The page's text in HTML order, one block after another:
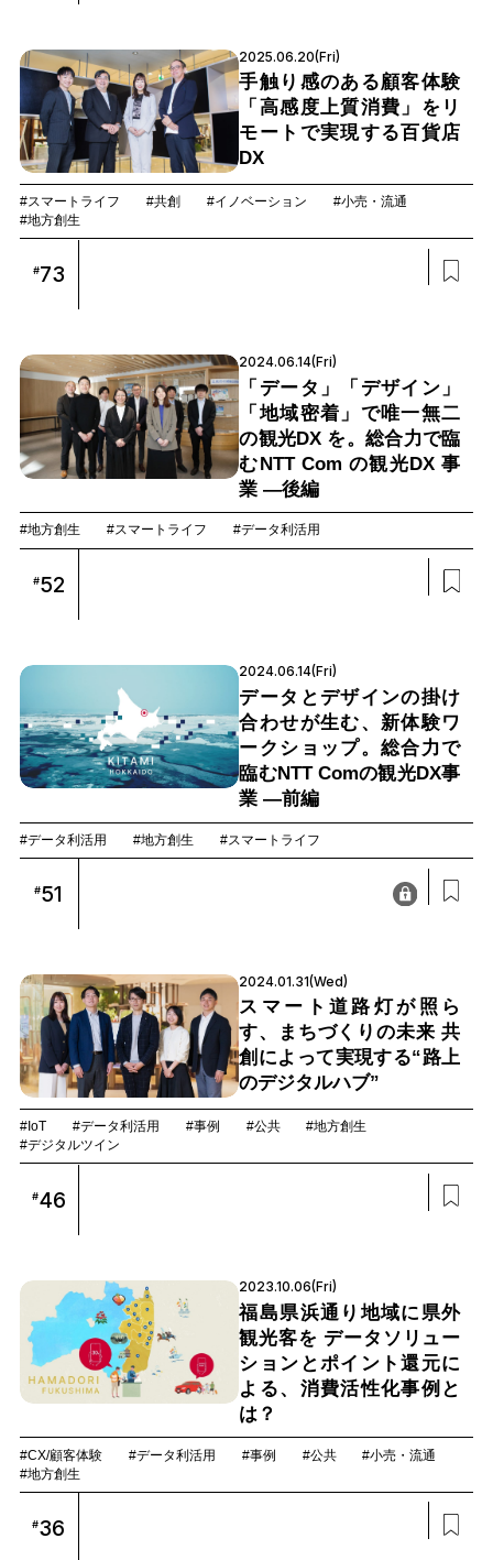
2025.06.20(Fri)
手触り感のある顧客体験
「高感度上質消費」をリ
モートで実現する百貨店
DX
#スマートライフ #共創 #イノベーション
#小売・流通
#地方創生
#73
2024.06.14(Fri)
「データ」「デザイン」
「地域密着」で唯一無二
の観光DX を。総合力で臨
むNTT Com の観光DX 事
業 —後編
#地方創生 #スマートライフ #データ利活用
#52
2024.06.14(Fri)
データとデザインの掛け
合わせが生む、新体験ワ
ークショップ。総合力で
臨むNTT Comの観光DX事
業 —前編
#データ利活用 #地方創生 #スマートライフ
#51
2024.01.31(Wed)
スマート道路灯が照ら
す、まちづくりの未来 共
創によって実現する“路上
のデジタルハブ”
#IoT #データ利活用 #事例 #公共
#地方創生
#デジタルツイン
#46
2023.10.06(Fri)
福島県浜通り地域に県外
観光客を データソリュー
ションとポイント還元に
よる、消費活性化事例と
は？
#CX/顧客体験 #データ利活用 #事例 #公共
#小売・流通
#地方創生
#36